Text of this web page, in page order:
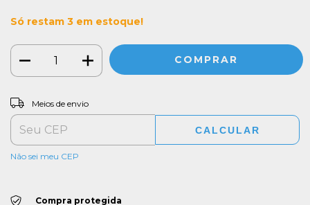
Só restam 3 em estoque!
Entregas para o CEP:
Meios de envio
CALCULAR
Não sei meu CEP
Compra protegida